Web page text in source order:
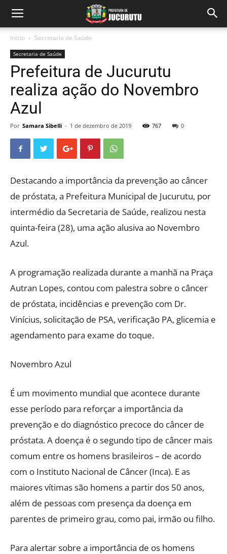
Início Secretaria de Saúde
Secretaria de Saúde
Prefeitura de Jucurutu
realiza ação do Novembro
Azul
Por Samara Sibelli - 1 de dezembro de 2019 767 0
Destacando a importância da prevenção ao câncer
de próstata, a Prefeitura Municipal de Jucurutu, por
intermédio da Secretaria de Saúde, realizou nesta
quinta-feira (28), uma ação alusiva ao Novembro
Azul.
A programação realizada durante a manhã na Praça
Autran Lopes, contou com palestra sobre o câncer
de próstata, incidências e prevenção com Dr.
Vinícius, solicitação de PSA, verificação PA, glicemia e
agendamento para exame do toque.
Novembro Azul
É um movimento mundial que acontece durante
esse período para reforçar a importância da
prevenção e do diagnóstico precoce do câncer de
próstata. A doença é o segundo tipo de câncer mais
comum entre os homens brasileiros – de acordo
com o Instituto Nacional de Câncer (Inca). E as
maiores vítimas são homens a partir dos 50 anos,
além de pessoas com presença da doença em
parentes de primeiro grau, como pai, irmão ou filho.
Para alertar sobre a importância de os homens